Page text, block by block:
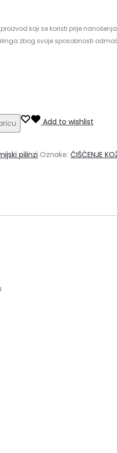
koji se koristi prije
zbog svoje sposobnosti
Add to wishlist
pilinzi Oznake: ČIŠĆENJE